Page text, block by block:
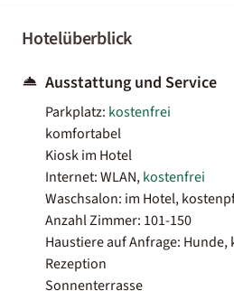
Hotelüberblick
Ausstattung und Service
Parkplatz: kostenfrei
komfortabel
Kiosk im Hotel
Internet: WLAN,kostenfrei
Waschsalon: im Hotel,
Anzahl Zimmer: 101-150
Haustiere auf Anfrage:
Rezeption
Sonnenterrasse